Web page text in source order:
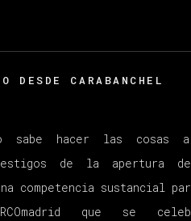
DESDE CARABANCHEL
sabe hacer las cosas
de la apertura
competencia sustancial
que se